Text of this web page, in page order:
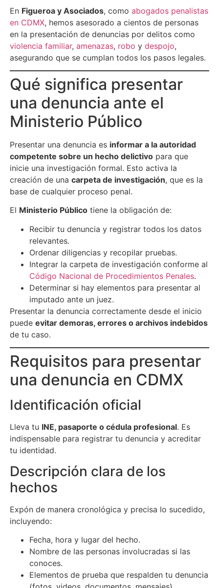
En Figueroa y Asociados, como abogados penalistas
en CDMX, hemos asesorado a cientos de personas
en la presentación de denuncias por delitos como
violencia familiar, amenazas, robo y despojo,
asegurando que se cumplan todos los pasos legales.
Qué significa presentar
una denuncia ante el
Ministerio Público
Presentar una denuncia es informar a la autoridad
competente sobre un hecho delictivo para que
inicie una investigación formal. Esto activa la
creación de una carpeta de investigación, que es la
base de cualquier proceso penal.
El Ministerio Público tiene la obligación de:
Recibir tu denuncia y registrar todos los datos
relevantes.
Ordenar diligencias y recopilar pruebas.
Integrar la carpeta de investigación conforme al
Código Nacional de Procedimientos Penales.
Determinar si hay elementos para presentar al
imputado ante un juez.
Presentar la denuncia correctamente desde el inicio
puede evitar demoras, errores o archivos indebidos
de tu caso.
Requisitos para presentar
una denuncia en CDMX
Identificación oficial
Lleva tu INE, pasaporte o cédula profesional. Es
indispensable para registrar tu denuncia y acreditar
tu identidad.
Descripción clara de los
hechos
Expón de manera cronológica y precisa lo sucedido,
incluyendo:
Fecha, hora y lugar del hecho.
Nombre de las personas involucradas si las
conoces.
Elementos de prueba que respalden tu denuncia